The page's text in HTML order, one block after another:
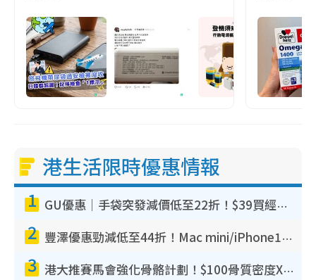
港生活限時優惠情報
1 GU優惠｜手袋突發減價低至22折！$39買經典波士頓包/餃子袋！飾物同步減價$29起！
2 豐澤優惠勁減低至44折！Mac mini/iPhone17Pro大減價！廚房家電$220起
3 港大推賽馬會強化骨骼計劃！$100骨質密度X光檢查 完成免費運動訓練送超市禮券！附參加資格